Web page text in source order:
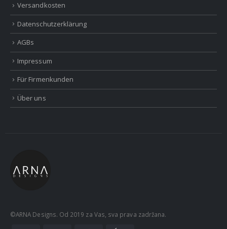
Versandkosten
Datenschutzerklärung
AGBs
Impressum
Für Firmenkunden
Über uns
©ARNA Designs. Od 2019 za Vas, sva prava zadržana.